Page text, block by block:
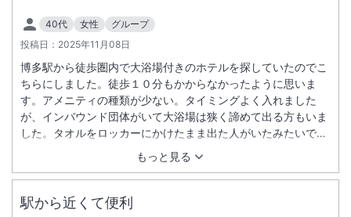
40代 女性
グループ
投稿日： 2025年11月08日
もっと見る
博多駅から徒歩圏内で大浴場付きのホテルを探していたのでこ
ちらにしました。徒歩１０分もかからなかったように思いま
す。アメニティの種類が少ない。タイミングよく入れました
が、インバウンド団体がいて大浴場は狭く諦めて出る方もいま
した。タオルをロッカーにかけたまま出た人がいたみたいでた
だでさえ少ないのに困ります。チェックイン前、アウト後フロ
ント前の荷台に荷物を勝手に置いておくので間違われたり、取
られたりしないか心配になりました。番号札で預かるなり、対
策を考えてほしいです。どこのカフェもいっぱいだったので最
駅から近くて便利